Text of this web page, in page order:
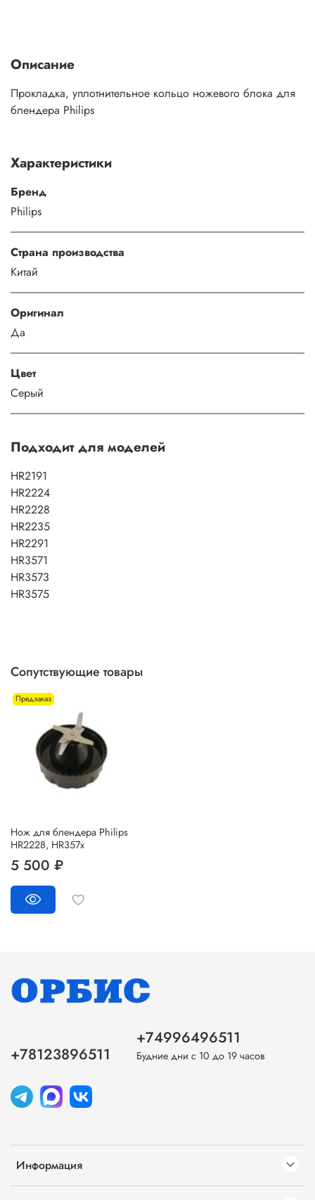
Описание
Прокладка, уплотнительное кольцо ножевого блока для
блендера Philips
Характеристики
Бренд
Philips
Страна производства
Китай
Оригинал
Да
Цвет
Серый
Подходит для моделей
HR2191
HR2224
HR2228
HR2235
HR2291
HR3571
HR3573
HR3575
Сопутствующие товары
Предзаказ
Нож для блендера Philips
HR2228, HR357x
5 500 ₽
Информация
+78123896511
+74996496511
Будние дни с 10 до 19 часов